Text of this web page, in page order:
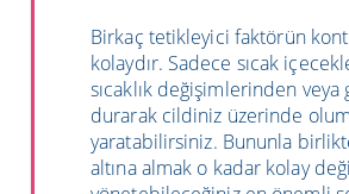
Birkaç tetikleyici faktörün
kolaydır. Sadece sıcak
sıcaklık değişimlerinden veya
durarak cildiniz üzerinde
yaratabilirsiniz. Bununla
altına almak o kadar kolay